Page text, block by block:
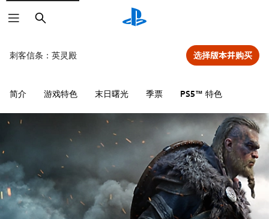
搜
索
刺客信条：英灵殿
简介 游戏特色 末日曙光 季票 PS5™ 特色
选择版本并购买